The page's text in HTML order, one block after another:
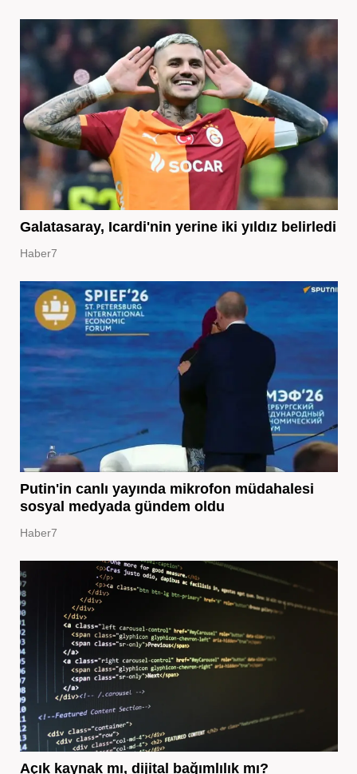
Galatasaray, Icardi'nin yerine iki yıldız belirledi
Haber7
Putin'in canlı yayında mikrofon müdahalesi
sosyal medyada gündem oldu
Haber7
Açık kaynak mı, dijital bağımlılık mı?